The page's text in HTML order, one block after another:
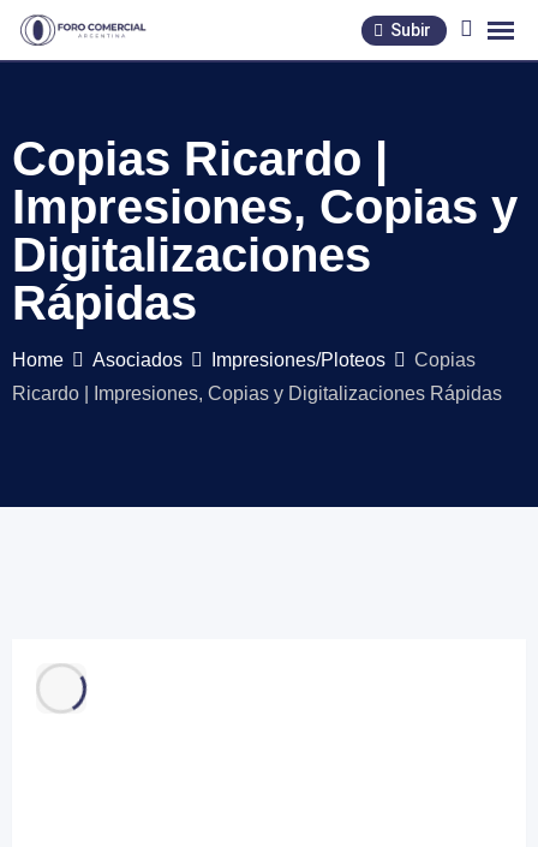
Skip
Subir
Copias Ricardo |
Impresiones, Copias y
Digitalizaciones
Rápidas
Home Asociados Impresiones/Ploteos
Copias
Ricardo | Impresiones, Copias y Digitalizaciones Rápidas